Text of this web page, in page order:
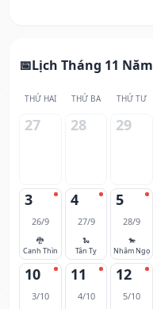
Lịch Tháng 11
THỨ HAI THỨ BA THỨ TƯ
27 28 29
3
26/9
🐉
Canh Thìn
4
27/9
🐍
Tân Tỵ
5
28/9
🐎
Nhâm Ngọ
10
3/10
11
4/10
12
5/10